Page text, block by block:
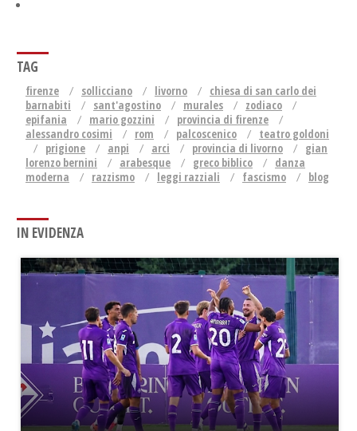
TAG
firenze sollicciano livorno
chiesa di san carlo dei
barnabiti
sant'agostino murales
zodiaco
epifania
mario gozzini
provincia di firenze
alessandro cosimi
rom palcoscenico
teatro goldoni
prigione
anpi arci provincia di livorno
gian
lorenzo bernini
arabesque greco biblico
danza
moderna
razzismo leggi razziali fascismo blog
IN EVIDENZA